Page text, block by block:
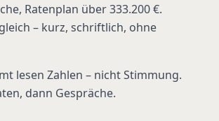
Ratenplan über 333.200 €.
– kurz, schriftlich, ohne
lesen Zahlen – nicht Stimmung.
dann Gespräche.